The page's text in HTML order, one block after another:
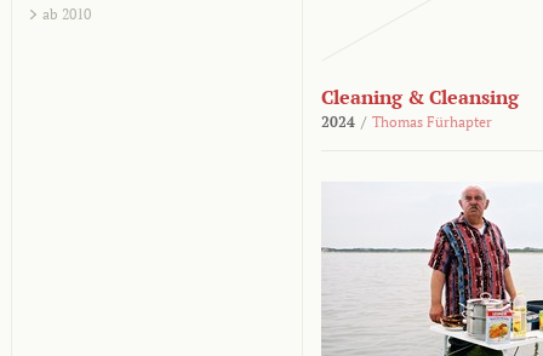
ab 2010
Cleaning & Cleansing
2024 / Thomas Fürhapter